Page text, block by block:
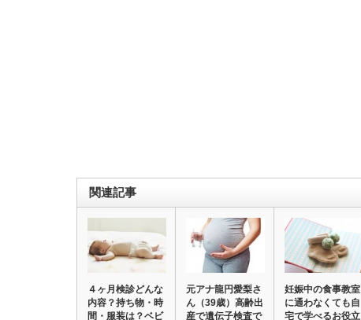
関連記事
４ヶ月検診どんな
内容？持ち物・時
間・服装は？ベビ
元アナ龍円愛梨さ
ん（39歳）高齢出
産で遺伝子検査で
妊娠中の食事教室
に通わなくても自
宅で学べるお役立